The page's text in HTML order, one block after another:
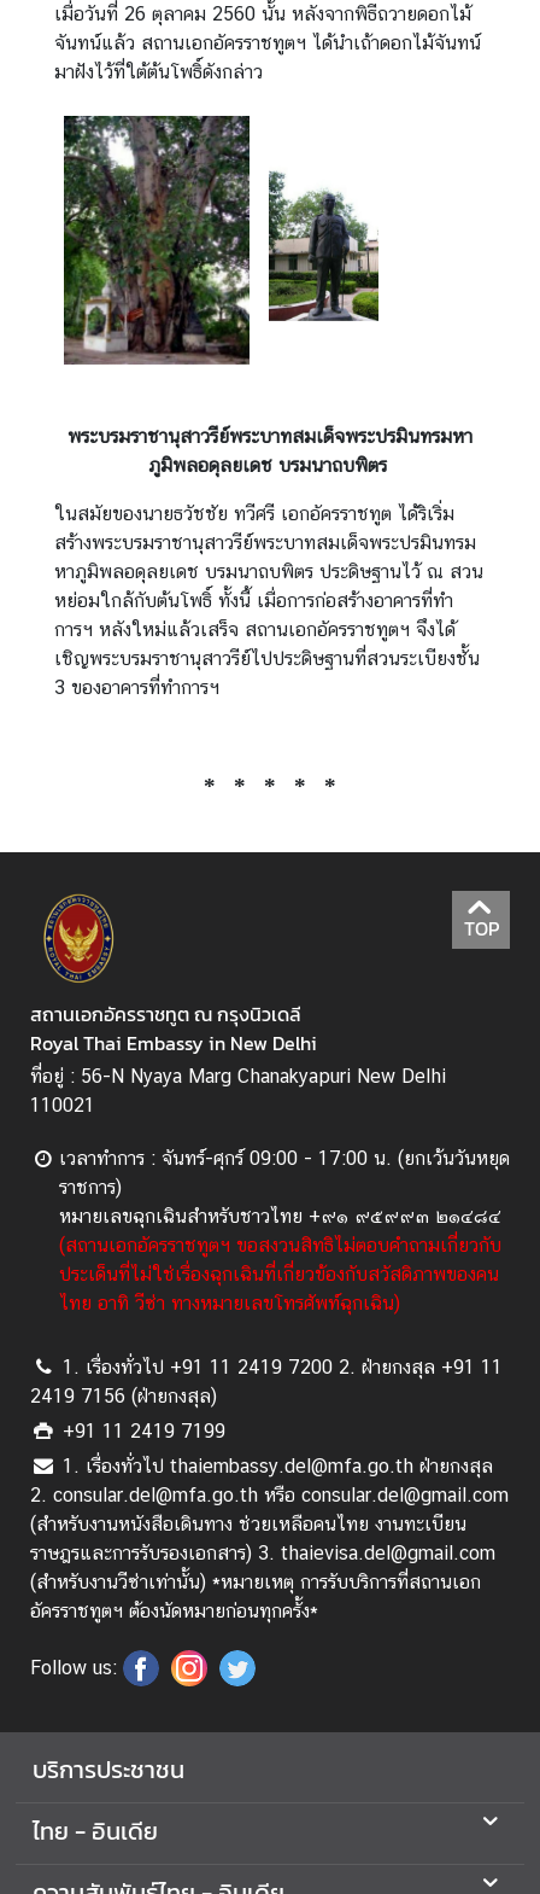
เมื่อวันที่ 26 ตุลาคม 2560 นั้น หลังจากพิธีถวายดอกไม้
จันทน์แล้ว สถานเอกอัครราชทูตฯ ได้นำเถ้าดอกไม้จันทน์
มาฝังไว้ที่ใต้ต้นโพธิ์ดังกล่าว
พระบรมราชานุสาวรีย์พระบาทสมเด็จพระปรมินทรมหา
ภูมิพลอดุลยเดช บรมนาถบพิตร
ในสมัยของนายธวัชชัย ทวีศรี เอกอัครราชทูต ได้ริเริ่ม
สร้างพระบรมราชานุสาวรีย์พระบาทสมเด็จพระปรมินทรม
หาภูมิพลอดุลยเดช บรมนาถบพิตร ประดิษฐานไว้ ณ สวน
หย่อมใกล้กับต้นโพธิ์ ทั้งนี้ เมื่อการก่อสร้างอาคารที่ทำ
การฯ หลังใหม่แล้วเสร็จ สถานเอกอัครราชทูตฯ จึงได้
เชิญพระบรมราชานุสาวรีย์ไปประดิษฐานที่สวนระเบียงชั้น
3 ของอาคารที่ทำการฯ
* * * * *
TOP
สถานเอกอัครราชทูต ณ กรุงนิวเดลี
Royal Thai Embassy in New Delhi
ที่อยู่ : 56-N Nyaya Marg Chanakyapuri New Delhi
110021
เวลาทำการ : จันทร์-ศุกร์ 09:00 - 17:00 น. (ยกเว้นวันหยุด
ราชการ)
หมายเลขฉุกเฉินสำหรับชาวไทย +๙๑ ๙๕๙๙๓ ๒๑๔๘๔
(สถานเอกอัครราชทูตฯ ขอสงวนสิทธิไม่ตอบคำถามเกี่ยวกับ
ประเด็นที่ไม่ใช่เรื่องฉุกเฉินที่เกี่ยวข้องกับสวัสดิภาพของคน
ไทย อาทิ วีซ่า ทางหมายเลขโทรศัพท์ฉุกเฉิน)
1. เรื่องทั่วไป +91 11 2419 7200 2. ฝ่ายกงสุล +91 11
2419 7156 (ฝ่ายกงสุล)
+91 11 2419 7199
1. เรื่องทั่วไป thaiembassy.del@mfa.go.th ฝ่ายกงสุล
2. consular.del@mfa.go.th หรือ consular.del@gmail.com
(สำหรับงานหนังสือเดินทาง ช่วยเหลือคนไทย งานทะเบียน
ราษฎรและการรับรองเอกสาร) 3. thaievisa.del@gmail.com
(สำหรับงานวีซ่าเท่านั้น) *หมายเหตุ การรับบริการที่สถานเอก
อัครราชทูตฯ ต้องนัดหมายก่อนทุกครั้ง*
Follow us:
บริการประชาชน
ไทย - อินเดีย